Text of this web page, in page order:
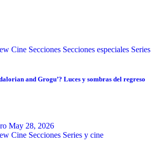
Cine Secciones Secciones especiales Series
and Grogu’? Luces y sombras del regreso
May 28, 2026
Cine Secciones Series y cine